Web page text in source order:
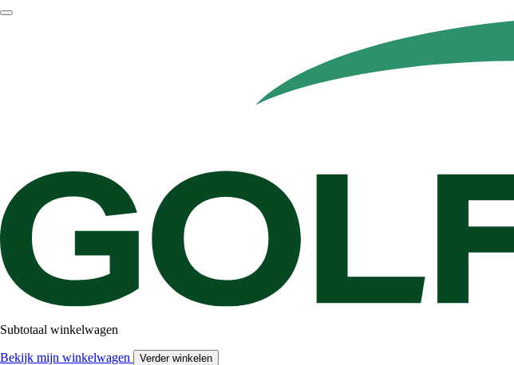
Subtotaal winkelwagen
Bekijk mijn winkelwagen Verder winkelen